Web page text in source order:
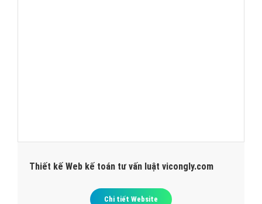
Thiết kế Web kế toán tư vấn luật vicongly.com
Chi tiết Website